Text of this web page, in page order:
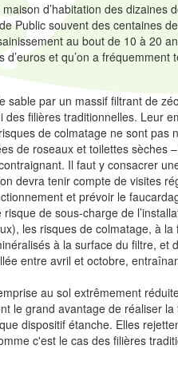
d’habitation des dizaines
Public souvent des centaines
au bout de 10 à 20
et qu’on a
sable par un massif filtrant de
filières traditionnelles. Leur
de colmatage ne sont pas
de roseaux et toilettes sèches
Il faut y consacrer
devra tenir compte de visites
et prévoir le
de sous-charge de
les risques de colmatage, à
à la surface du filtre, et
entre avril et octobre,
au sol extrêmement
le grand avantage de réaliser
dispositif étanche. Elles
c'est le cas des filières